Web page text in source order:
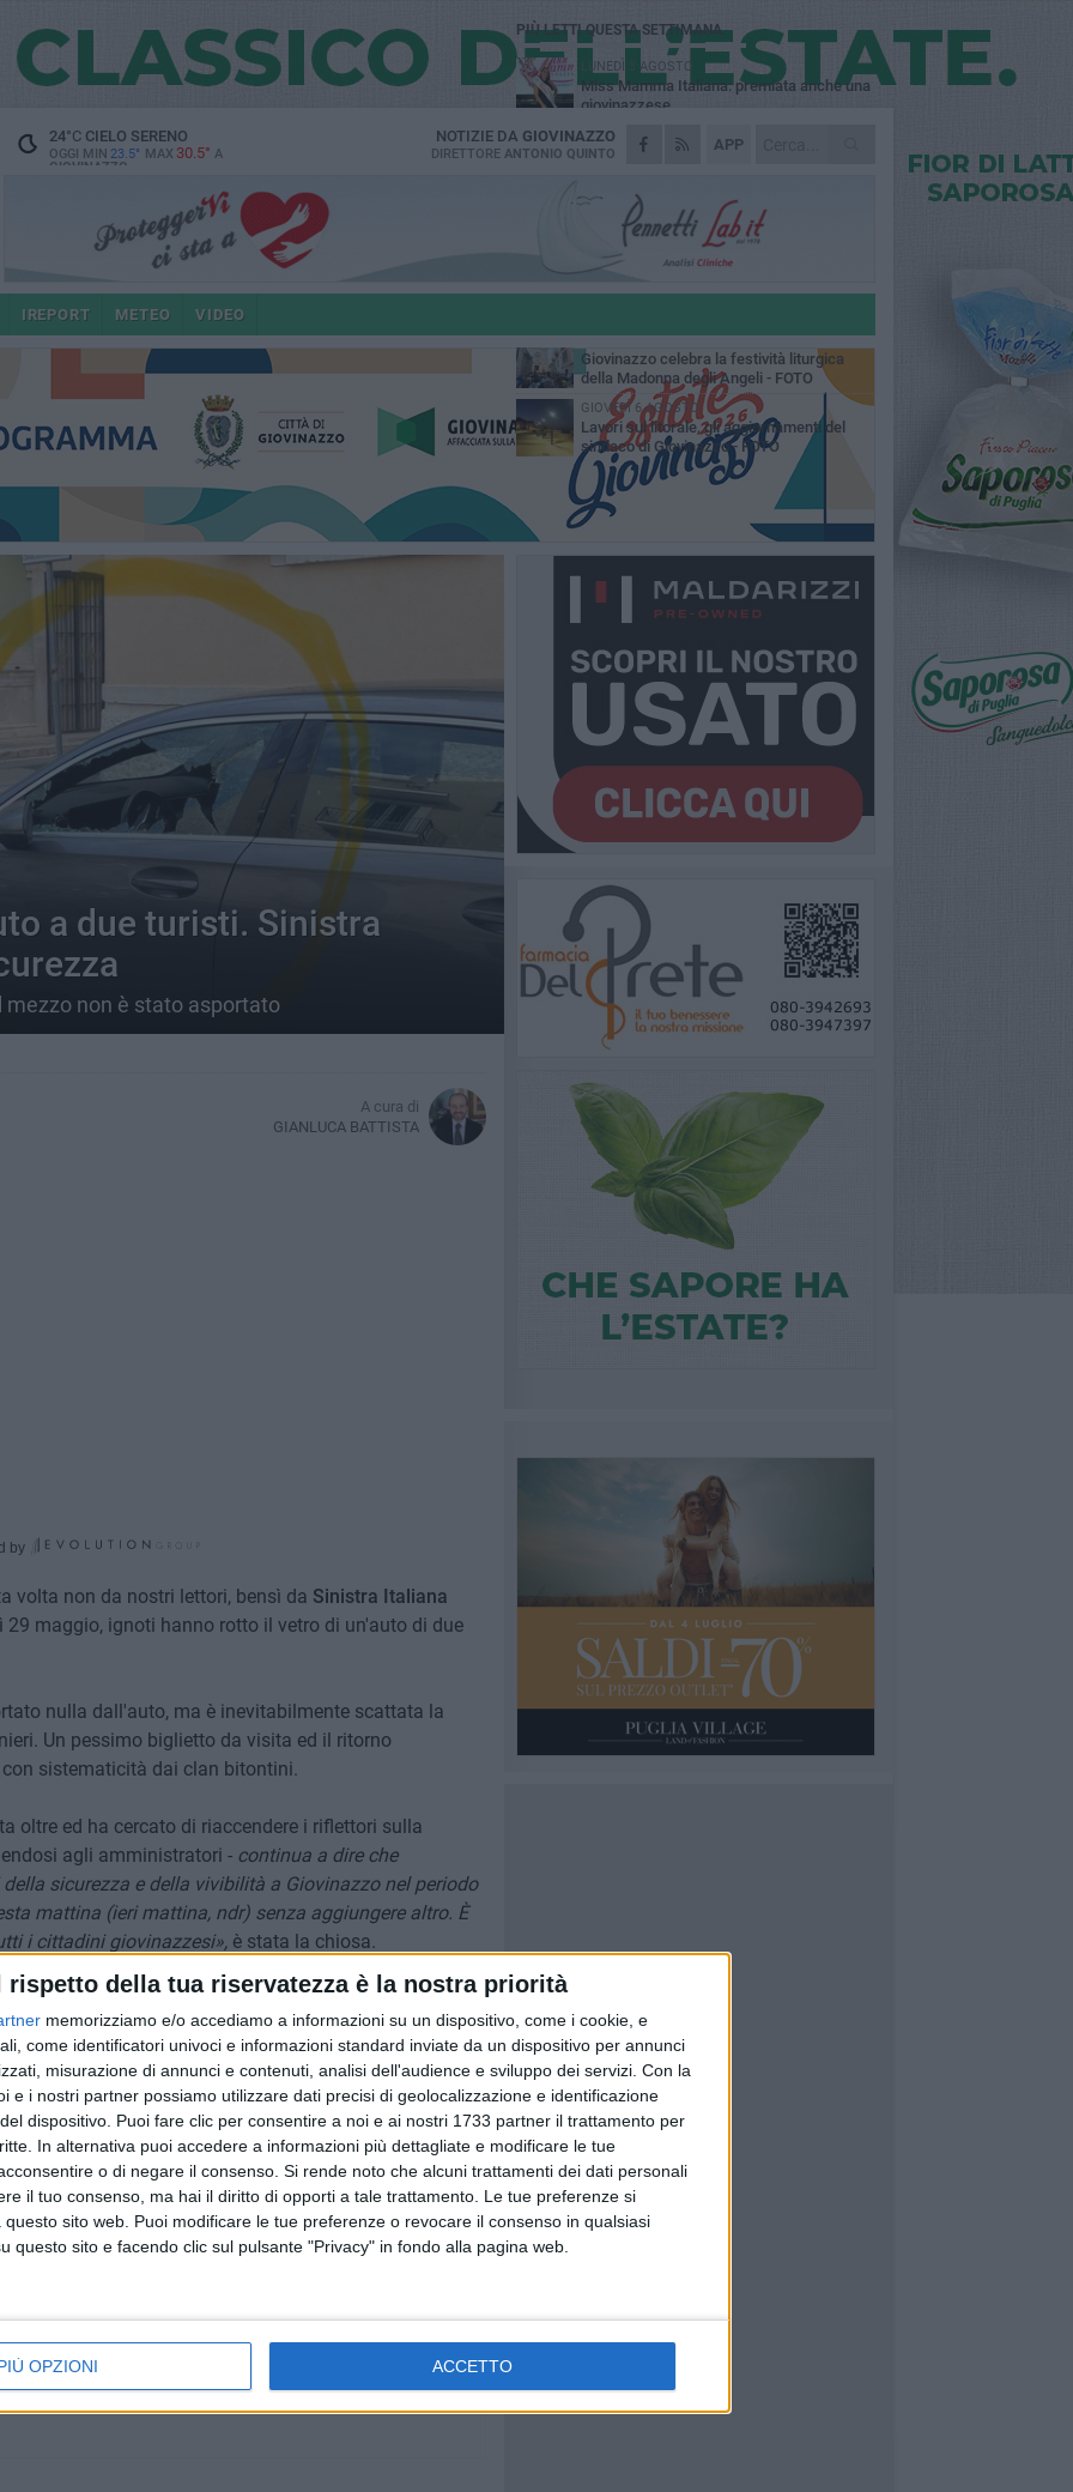
rispetto della tua riservatezza è la nostra priorità
memorizziamo e/o accediamo a informazioni su un dispositivo, come i cookie, e
come identificatori univoci e informazioni standard inviate da un dispositivo per annunci
misurazione di annunci e contenuti, analisi dell'audience e sviluppo dei servizi. Con la
e i nostri partner possiamo utilizzare dati precisi di geolocalizzazione e identificazione
dispositivo. Puoi fare clic per consentire a noi e ai nostri 1733 partner il trattamento per
In alternativa puoi accedere a informazioni più dettagliate e modificare le tue
o di negare il consenso. Si rende noto che alcuni trattamenti dei dati personali
il tuo consenso, ma hai il diritto di opporti a tale trattamento. Le tue preferenze si
sito web. Puoi modificare le tue preferenze o revocare il consenso in qualsiasi
questo sito e facendo clic sul pulsante "Privacy" in fondo alla pagina web.
OPZIONI ACCETTO
24°CCIELO SERENO
OGGI MIN 23.5° MAX 30.5° A
GIOVINAZZO
APP
NOTIZIE DA GIOVINAZZO
DIRETTORE ANTONIO QUINTO
IREPORT METEO VIDEO
a due turisti. Sinistra
mezzo non è stato asportato
A cura di
GIANLUCA BATTISTA
by
volta non da nostri lettori, bensì da Sinistra Italiana
maggio, ignoti hanno rotto il vetro di un'auto di due
nulla dall'auto, ma è inevitabilmente scattata la
Un pessimo biglietto da visita ed il ritorno
sistematicità dai clan bitontini.
oltre ed ha cercato di riaccendere i riflettori sulla
agli amministratori - continua a dire che
sicurezza e della vivibilità a Giovinazzo nel periodo
mattina (ieri mattina, ndr) senza aggiungere altro. È
i cittadini giovinazzesi»,è stata la chiosa.
scritto nero su bianco da tempo nelle relazioni
sono commissionati dai clan che gestiscono il
da squadre bitontine, cannibalizzazione
da Andria, rivendita dei pezzi curata dai
di migliaia di euro annui.
6 AGOSTO 2026
Lavori sul litorale, gli
PIÙ LETTI QUESTA SETTIMANA
LUNEDÌ 3 AGOSTO
Miss Mamma Italiana: premiata anche una
giovinazzese
MARTEDÌ 4 AGOSTO
Liquidi oleosi sul litorale di Giovinazzo,
MERCOLEDÌ 5 AGOSTO
Problemi raccolta plastica in Puglia:
l'assessora Ciliento prova a spegnere le
LUNEDÌ 3 AGOSTO
«Giovinazzo, a che punto siamo?»:
MARTEDÌ 4 AGOSTO
Giovinazzo celebra la festività liturgica
della Madonna degli Angeli - FOTO
GIOVEDÌ 6 AGOSTO
Lavori sul litorale, gli aggiornamenti del
sindaco di Giovinazzo - FOTO